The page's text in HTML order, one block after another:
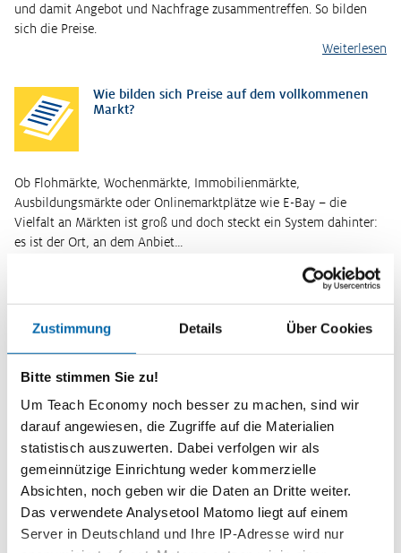
Zustimmung Details Über Cookies
Bitte stimmen Sie zu!
Um Teach Economy noch besser zu machen, sind wir
darauf angewiesen, die Zugriffe auf die Materialien
statistisch auszuwerten. Dabei verfolgen wir als
gemeinnützige Einrichtung weder kommerzielle
Absichten, noch geben wir die Daten an Dritte weiter.
Das verwendete Analysetool Matomo liegt auf einem
Server in Deutschland und Ihre IP-Adresse wird nur
und damit Angebot und Nachfrage zusammentreffen. So bilden
sich die Preise.
Weiterlesen
Wie bilden sich Preise auf dem vollkommenen
Markt?
Ob Flohmärkte, Wochenmärkte, Immobilienmärkte,
Ausbildungsmärkte oder Onlinemarktplätze wie E-Bay – die
Vielfalt an Märkten ist groß und doch steckt ein System dahinter:
es ist der Ort, an dem Anbiet…
Wie bilden sich Preise auf dem vollkommenen
Markt?
Ausbildungsmärkte oder Onlinemarktplätze wie E-Bay – die
Vielfalt an Märkten ist groß und doch steckt ein System dahinter:
Es ist der Ort, an dem Anbiet…
Wie reagieren Angebot und Nachfrage auf
Veränderungen am Markt?